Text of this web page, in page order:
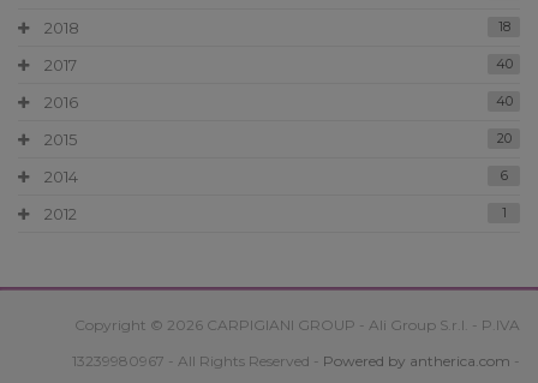
2018 18
2017 40
2016 40
2015 20
2014 6
2012 1
Copyright © 2026 CARPIGIANI GROUP - Ali Group S.r.l. - P.IVA
13239980967 - All Rights Reserved - Powered by antherica.com -